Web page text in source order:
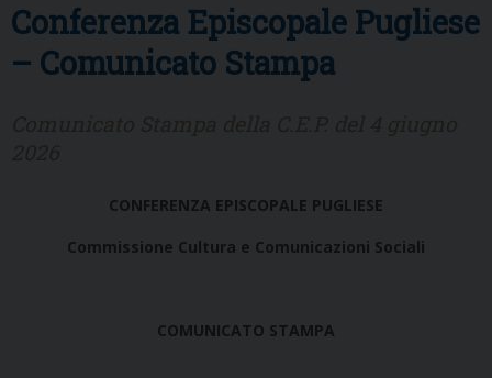
Conferenza Episcopale Pugliese
– Comunicato Stampa
CONFERENZA EPISCOPALE PUGLIESE
Commissione Cultura e Comunicazioni Sociali
COMUNICATO STAMPA